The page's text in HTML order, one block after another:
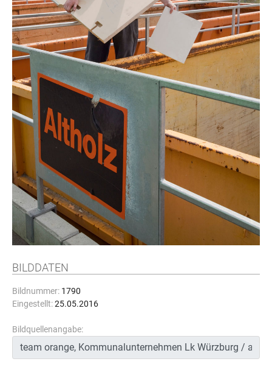
BILDDATEN
Bildnummer: 1790
Eingestellt:25.05.2016
Bildquellenangabe: